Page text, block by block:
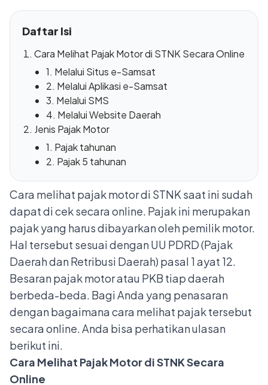
Daftar Isi
Cara Melihat Pajak Motor di STNK Secara Online
1. Melalui Situs e-Samsat
2. Melalui Aplikasi e-Samsat
3. Melalui SMS
4. Melalui Website Daerah
Jenis Pajak Motor
1. Pajak tahunan
2. Pajak 5 tahunan
Cara melihat pajak motor di STNK saat ini sudah
dapat di cek secara online. Pajak ini merupakan
pajak yang harus dibayarkan oleh pemilik motor.
Hal tersebut sesuai dengan UU PDRD (Pajak
Daerah dan Retribusi Daerah) pasal 1 ayat 12.
Besaran pajak motor atau PKB tiap daerah
berbeda-beda. Bagi Anda yang penasaran
dengan bagaimana cara melihat pajak tersebut
secara online. Anda bisa perhatikan ulasan
berikut ini.
Cara Melihat Pajak Motor di STNK Secara
Online